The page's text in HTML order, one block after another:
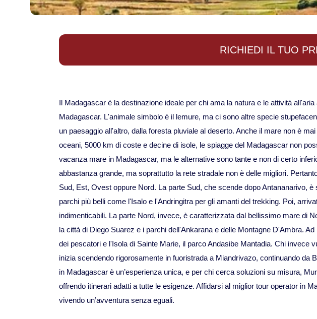
RICHIEDI IL TUO
Il Madagascar è la destinazione ideale per chi ama la natura e le attività
Madagascar. L'animale simbolo è il lemure, ma ci sono altre specie
un paesaggio all'altro, dalla foresta pluviale al deserto. Anche il mare non è
oceani, 5000 km di coste e decine di isole, le spiagge del Madagascar non
vacanza mare in Madagascar, ma le alternative sono tante e non di certo
abbastanza grande, ma soprattutto la rete stradale non è delle migliori.
Sud, Est, Ovest oppure Nord. La parte Sud, che scende dopo Antananarivo,
parchi più belli come l'Isalo e l'Andringitra per gli amanti del trekking. Poi,
indimenticabili. La parte Nord, invece, è caratterizzata dal bellissimo mare di
la città di Diego Suarez e i parchi dell'Ankarana e delle Montagne D'Ambra.
dei pescatori e l'Isola di Sainte Marie, il parco Andasibe Mantadia. Chi
inizia scendendo rigorosamente in fuoristrada a Miandrivazo, continuando da
in Madagascar è un’esperienza unica, e per chi cerca soluzioni su misura,
offrendo itinerari adatti a tutte le esigenze. Affidarsi al miglior tour operator in
vivendo un’avventura senza eguali.